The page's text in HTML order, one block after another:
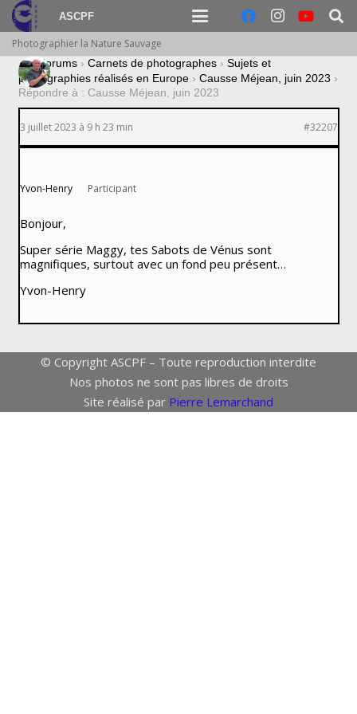
ASCPF
Photographier la Nature Sauvage
› Forums › Carnets de photographes › Sujets et
photographies réalisés en Europe › Causse Méjean, juin 2023 ›
Répondre à : Causse Méjean, juin 2023
3 juillet 2023 à 9 h 23 min #32207
Yvon-Henry Participant
Bonjour,
Super série Maggy, tes Sabots de Vénus sont
magnifiques, surtout avec un fond peu présent…
Yvon-Henry
© Copyright ASCPF – Toute reproduction interdite
Nos photos ne sont pas libres de droits
Site réalisé par Pierre Lemarchand